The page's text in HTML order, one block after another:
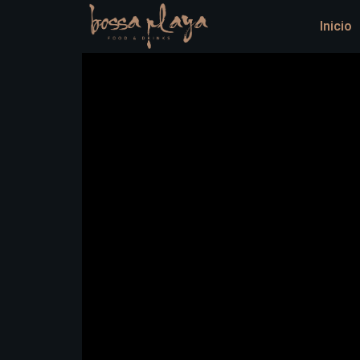
Inicio